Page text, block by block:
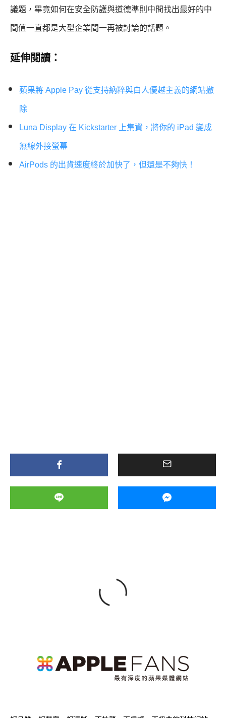
議題，畢竟如何在安全防護與道德準則中間找出最好的中
間值一直都是大型企業間一再被討論的話題。
延伸閱讀：
蘋果將 Apple Pay 從支持納粹與白人優越主義的網站撤
除
Luna Display 在 Kickstarter 上集資，將你的 iPad 變成
無線外接螢幕
AirPods 的出貨速度終於加快了，但還是不夠快！